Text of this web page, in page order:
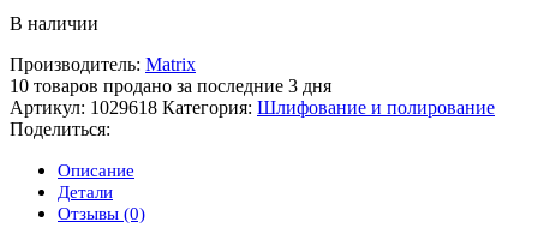
В наличии
Производитель: Matrix
10 товаров продано за последние 3 дня
Артикул: 1029618 Категория: Шлифование и полирование
Поделиться:
Описание
Детали
Отзывы (0)